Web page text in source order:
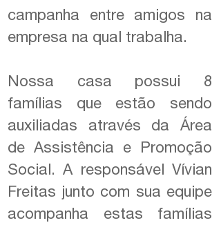
campanha entre amigos na
empresa na qual trabalha.
Nossa casa possui 8
famílias que estão sendo
auxiliadas através da Área
de Assistência e Promoção
Social. A responsável Vívian
Freitas junto com sua equipe
acompanha estas famílias